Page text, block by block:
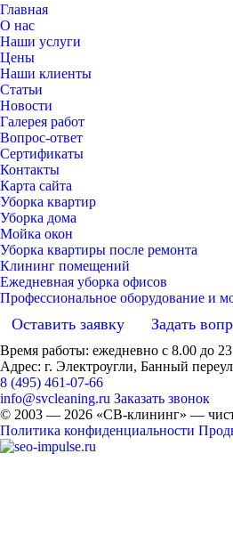
Главная
О нас
Наши услуги
Цены
Наши клиенты
Статьи
Новости
Галерея работ
Вопрос-ответ
Сертификаты
Контакты
Карта сайта
Уборка квартир
Уборка дома
Мойка окон
Уборка квартиры после ремонта
Клининг помещений
Ежедневная уборка офисов
Профессиональное оборудование и
Оставить заявку Задать
Время работы: ежедневно с 8.00 до
Адрес: г. Электроугли, Банный
8 (495) 461-07-66
info@svcleaning.ru Заказать звонок
© 2003 — 2026 «СВ-клининг» —
Политика конфиденциальности